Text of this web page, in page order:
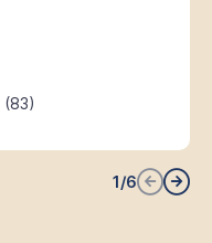
1/6
(83)